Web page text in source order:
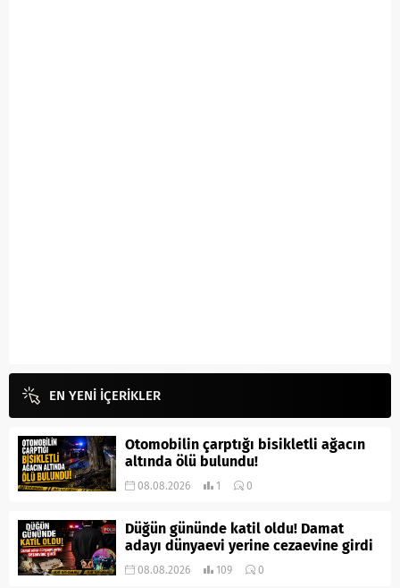
EN YENİ İÇERİKLER
Otomobilin çarptığı bisikletli ağacın
altında ölü bulundu!
08.08.2026 1 0
Düğün gününde katil oldu! Damat
adayı dünyaevi yerine cezaevine girdi
08.08.2026 109 0